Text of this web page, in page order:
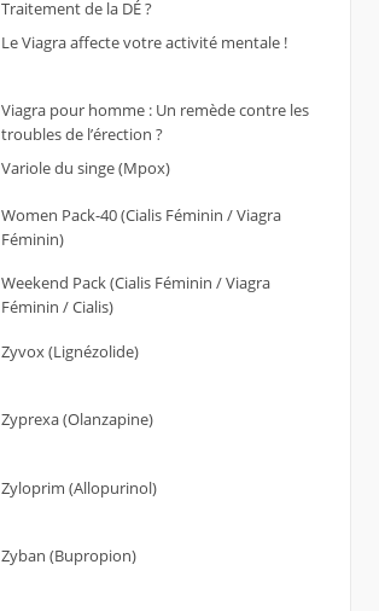
Traitement de la DÉ ?
Le Viagra affecte votre activité mentale !
Viagra pour homme : Un remède contre les
troubles de l’érection ?
Variole du singe (Mpox)
Women Pack-40 (Cialis Féminin / Viagra
Féminin)
Weekend Pack (Cialis Féminin / Viagra
Féminin / Cialis)
Zyvox (Lignézolide)
Zyprexa (Olanzapine)
Zyloprim (Allopurinol)
Zyban (Bupropion)